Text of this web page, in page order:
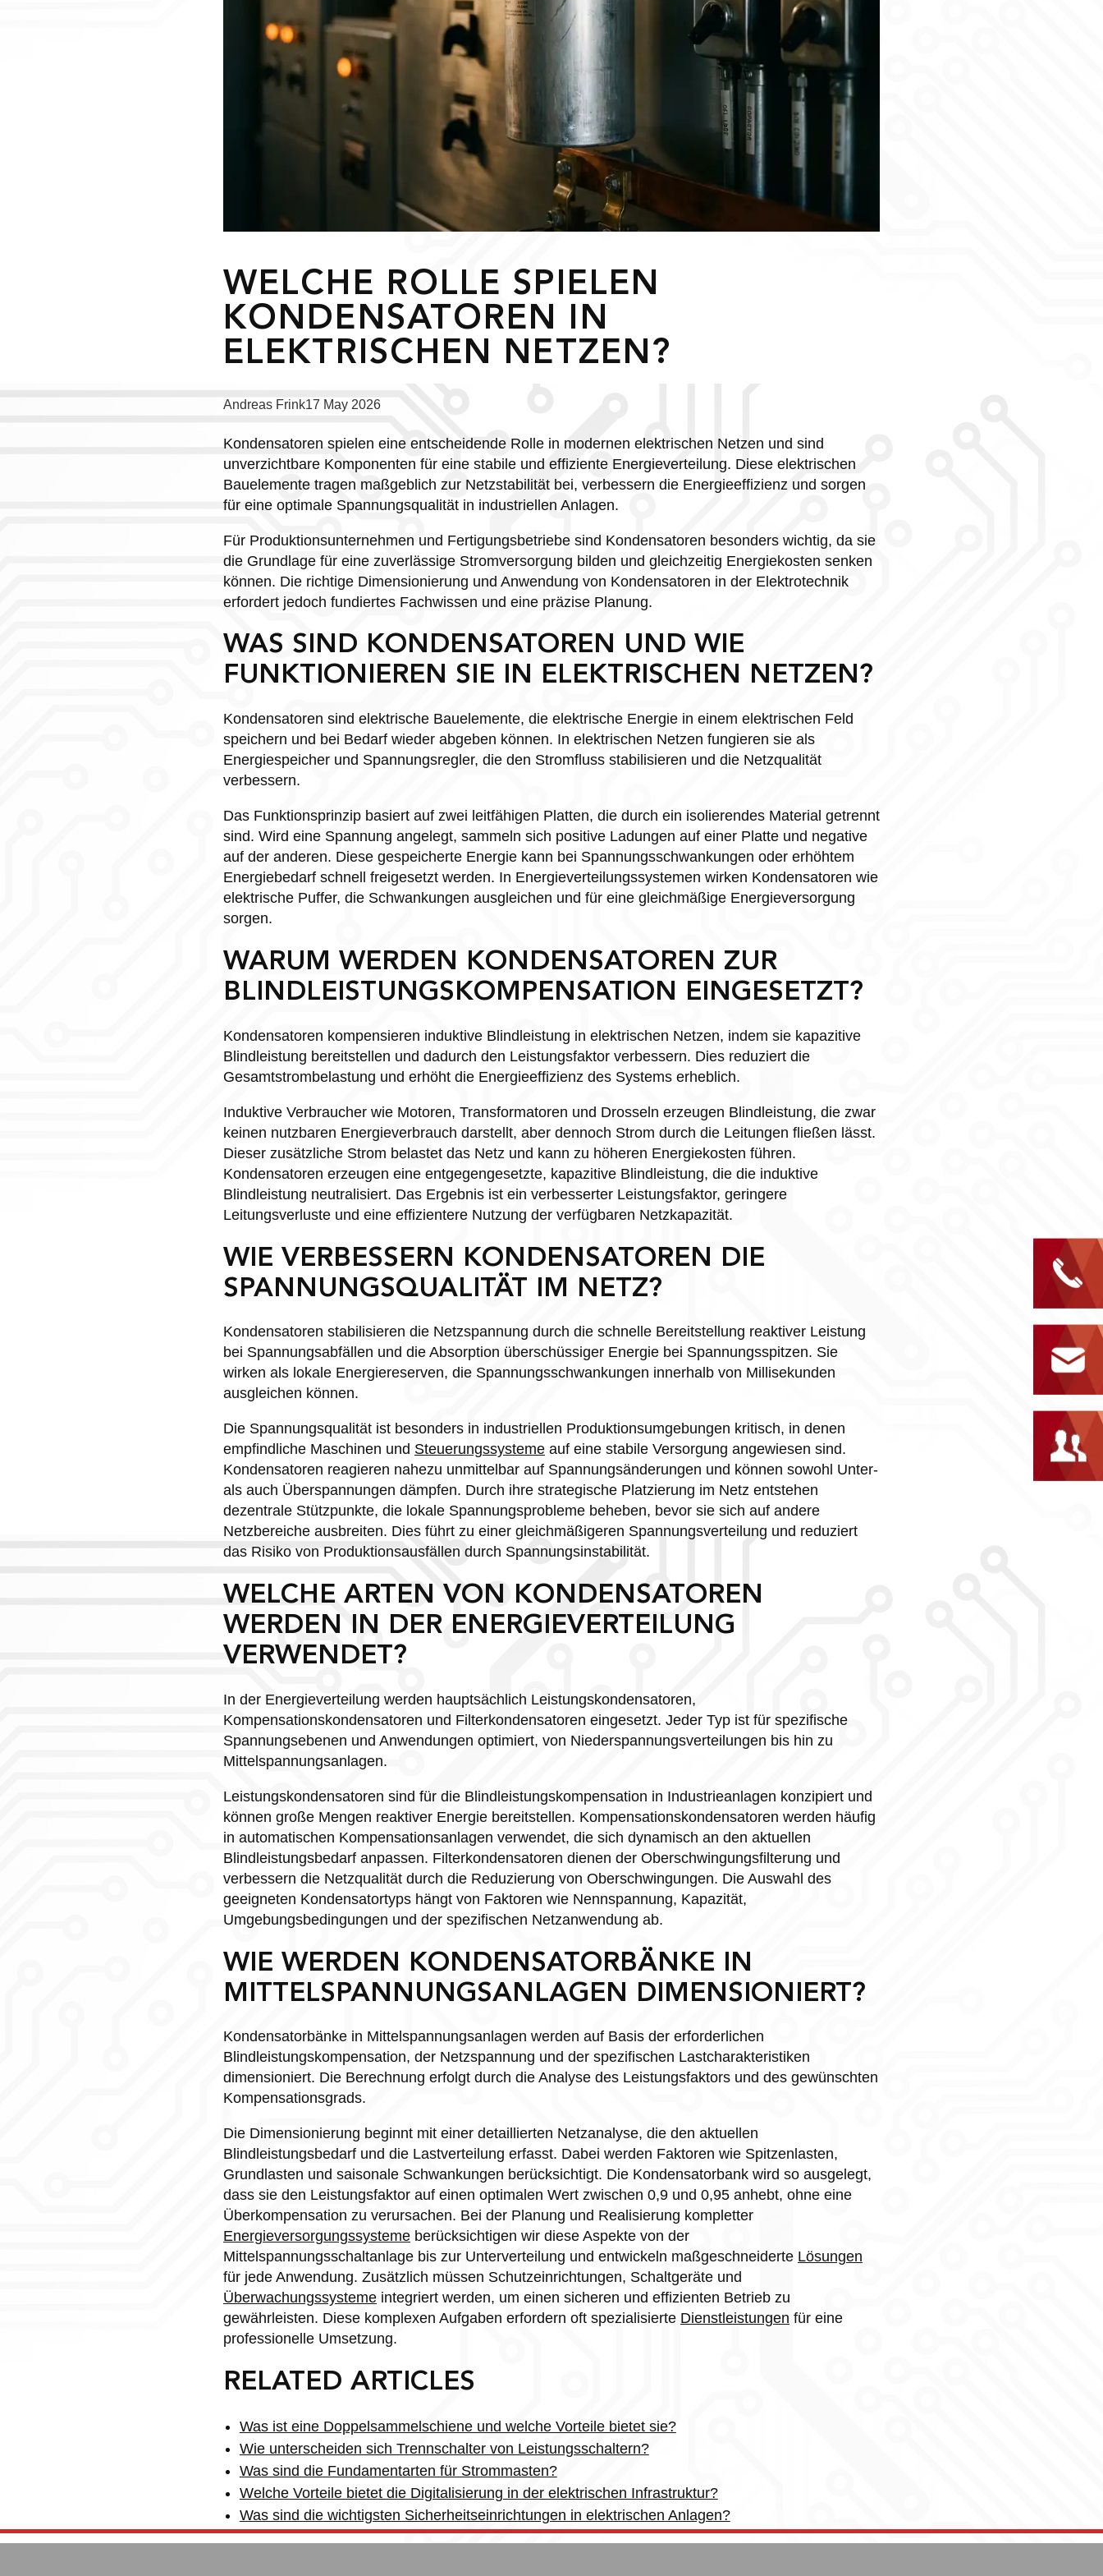
WELCHE ROLLE SPIELEN
KONDENSATOREN IN
ELEKTRISCHEN NETZEN?
Posted
Andreas Frink17 May 2026
Kondensatoren spielen eine entscheidende Rolle in modernen elektrischen Netzen und sind
unverzichtbare Komponenten für eine stabile und effiziente Energieverteilung. Diese elektrischen
Bauelemente tragen maßgeblich zur Netzstabilität bei, verbessern die Energieeffizienz und sorgen
für eine optimale Spannungsqualität in industriellen Anlagen.
Für Produktionsunternehmen und Fertigungsbetriebe sind Kondensatoren besonders wichtig, da sie
die Grundlage für eine zuverlässige Stromversorgung bilden und gleichzeitig Energiekosten senken
können. Die richtige Dimensionierung und Anwendung von Kondensatoren in der Elektrotechnik
erfordert jedoch fundiertes Fachwissen und eine präzise Planung.
WAS SIND KONDENSATOREN UND WIE
FUNKTIONIEREN SIE IN ELEKTRISCHEN NETZEN?
Kondensatoren sind elektrische Bauelemente, die elektrische Energie in einem elektrischen Feld
speichern und bei Bedarf wieder abgeben können. In elektrischen Netzen fungieren sie als
Energiespeicher und Spannungsregler, die den Stromfluss stabilisieren und die Netzqualität
verbessern.
Das Funktionsprinzip basiert auf zwei leitfähigen Platten, die durch ein isolierendes Material getrennt
sind. Wird eine Spannung angelegt, sammeln sich positive Ladungen auf einer Platte und negative
auf der anderen. Diese gespeicherte Energie kann bei Spannungsschwankungen oder erhöhtem
Energiebedarf schnell freigesetzt werden. In Energieverteilungssystemen wirken Kondensatoren wie
elektrische Puffer, die Schwankungen ausgleichen und für eine gleichmäßige Energieversorgung
sorgen.
WARUM WERDEN KONDENSATOREN ZUR
BLINDLEISTUNGSKOMPENSATION EINGESETZT?
Kondensatoren kompensieren induktive Blindleistung in elektrischen Netzen, indem sie kapazitive
Blindleistung bereitstellen und dadurch den Leistungsfaktor verbessern. Dies reduziert die
Gesamtstrombelastung und erhöht die Energieeffizienz des Systems erheblich.
Induktive Verbraucher wie Motoren, Transformatoren und Drosseln erzeugen Blindleistung, die zwar
keinen nutzbaren Energieverbrauch darstellt, aber dennoch Strom durch die Leitungen fließen lässt.
Dieser zusätzliche Strom belastet das Netz und kann zu höheren Energiekosten führen.
Kondensatoren erzeugen eine entgegengesetzte, kapazitive Blindleistung, die die induktive
Blindleistung neutralisiert. Das Ergebnis ist ein verbesserter Leistungsfaktor, geringere
Leitungsverluste und eine effizientere Nutzung der verfügbaren Netzkapazität.
WIE VERBESSERN KONDENSATOREN DIE
SPANNUNGSQUALITÄT IM NETZ?
Kondensatoren stabilisieren die Netzspannung durch die schnelle Bereitstellung reaktiver Leistung
bei Spannungsabfällen und die Absorption überschüssiger Energie bei Spannungsspitzen. Sie
wirken als lokale Energiereserven, die Spannungsschwankungen innerhalb von Millisekunden
ausgleichen können.
Die Spannungsqualität ist besonders in industriellen Produktionsumgebungen kritisch, in denen
empfindliche Maschinen und Steuerungssysteme auf eine stabile Versorgung angewiesen sind.
Kondensatoren reagieren nahezu unmittelbar auf Spannungsänderungen und können sowohl Unter-
als auch Überspannungen dämpfen. Durch ihre strategische Platzierung im Netz entstehen
dezentrale Stützpunkte, die lokale Spannungsprobleme beheben, bevor sie sich auf andere
Netzbereiche ausbreiten. Dies führt zu einer gleichmäßigeren Spannungsverteilung und reduziert
das Risiko von Produktionsausfällen durch Spannungsinstabilität.
WELCHE ARTEN VON KONDENSATOREN
WERDEN IN DER ENERGIEVERTEILUNG
VERWENDET?
In der Energieverteilung werden hauptsächlich Leistungskondensatoren,
Kompensationskondensatoren und Filterkondensatoren eingesetzt. Jeder Typ ist für spezifische
Spannungsebenen und Anwendungen optimiert, von Niederspannungsverteilungen bis hin zu
Mittelspannungsanlagen.
Leistungskondensatoren sind für die Blindleistungskompensation in Industrieanlagen konzipiert und
können große Mengen reaktiver Energie bereitstellen. Kompensationskondensatoren werden häufig
in automatischen Kompensationsanlagen verwendet, die sich dynamisch an den aktuellen
Blindleistungsbedarf anpassen. Filterkondensatoren dienen der Oberschwingungsfilterung und
verbessern die Netzqualität durch die Reduzierung von Oberschwingungen. Die Auswahl des
geeigneten Kondensatortyps hängt von Faktoren wie Nennspannung, Kapazität,
Umgebungsbedingungen und der spezifischen Netzanwendung ab.
WIE WERDEN KONDENSATORBÄNKE IN
MITTELSPANNUNGSANLAGEN DIMENSIONIERT?
Kondensatorbänke in Mittelspannungsanlagen werden auf Basis der erforderlichen
Blindleistungskompensation, der Netzspannung und der spezifischen Lastcharakteristiken
dimensioniert. Die Berechnung erfolgt durch die Analyse des Leistungsfaktors und des gewünschten
Kompensationsgrads.
Die Dimensionierung beginnt mit einer detaillierten Netzanalyse, die den aktuellen
Blindleistungsbedarf und die Lastverteilung erfasst. Dabei werden Faktoren wie Spitzenlasten,
Grundlasten und saisonale Schwankungen berücksichtigt. Die Kondensatorbank wird so ausgelegt,
dass sie den Leistungsfaktor auf einen optimalen Wert zwischen 0,9 und 0,95 anhebt, ohne eine
Überkompensation zu verursachen. Bei der Planung und Realisierung kompletter
Energieversorgungssysteme berücksichtigen wir diese Aspekte von der
Mittelspannungsschaltanlage bis zur Unterverteilung und entwickeln maßgeschneiderte Lösungen
für jede Anwendung. Zusätzlich müssen Schutzeinrichtungen, Schaltgeräte und
Überwachungssysteme integriert werden, um einen sicheren und effizienten Betrieb zu
gewährleisten. Diese komplexen Aufgaben erfordern oft spezialisierte Dienstleistungen für eine
professionelle Umsetzung.
RELATED ARTICLES
Was ist eine Doppelsammelschiene und welche Vorteile bietet sie?
Wie unterscheiden sich Trennschalter von Leistungsschaltern?
Was sind die Fundamentarten für Strommasten?
Welche Vorteile bietet die Digitalisierung in der elektrischen Infrastruktur?
Was sind die wichtigsten Sicherheitseinrichtungen in elektrischen Anlagen?